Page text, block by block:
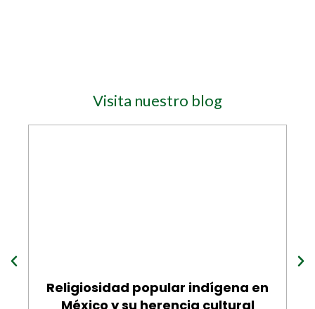
Visita nuestro blog
Religiosidad popular indígena en
México y su herencia cultural